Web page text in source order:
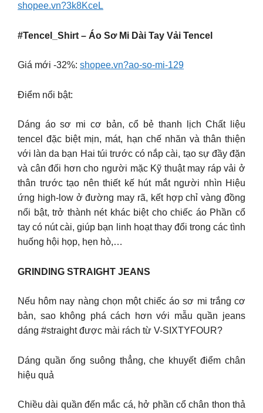
shopee.vn?3k8KceL
#Tencel_Shirt – Áo Sơ Mi Dài Tay Vải Tencel
Giá mới -32%: shopee.vn?ao-so-mi-129
Điểm nổi bật:
Dáng áo sơ mi cơ bản, cổ bẻ thanh lịch Chất liệu
tencel đặc biệt mịn, mát, hạn chế nhăn và thân thiện
với làn da bạn Hai túi trước có nắp cài, tạo sự đầy đặn
và cân đối hơn cho người mặc Kỹ thuật may ráp vải ở
thân trước tạo nên thiết kế hút mắt người nhìn Hiệu
ứng high-low ở đường may rã, kết hợp chỉ vàng đồng
nổi bật, trở thành nét khác biệt cho chiếc áo Phần cổ
tay có nút cài, giúp bạn linh hoạt thay đổi trong các tình
huống hội họp, hẹn hò,…
GRINDING STRAIGHT JEANS
Nếu hôm nay nàng chọn một chiếc áo sơ mi trắng cơ
bản, sao không phá cách hơn với mẫu quần jeans
dáng #straight được mài rách từ V-SIXTYFOUR?
Dáng quần ống suông thẳng, che khuyết điểm chân
hiệu quả
Chiều dài quần đến mắc cá, hở phần cổ chân thon thả